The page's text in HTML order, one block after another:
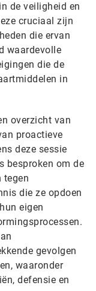
de veiligheid en
cruciaal zijn
die ervan
waardevolle
die de
in
overzicht van
proactieve
deze sessie
besproken om de
tegen
die ze opdoen
eigen
gevolgen
waaronder
defensie en